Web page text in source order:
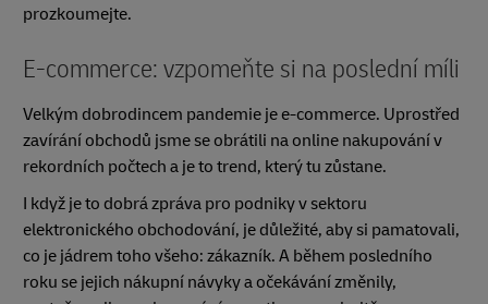
prozkoumejte.
E-commerce: vzpomeňte si na poslední míli
Velkým dobrodincem pandemie je e-commerce. Uprostřed
zavírání obchodů jsme se obrátili na online nakupování v
rekordních počtech a je to trend, který tu zůstane.
I když je to dobrá zpráva pro podniky v sektoru
elektronického obchodování, je důležité, aby si pamatovali,
co je jádrem toho všeho: zákazník. A během posledního
roku se jejich nákupní návyky a očekávání změnily,